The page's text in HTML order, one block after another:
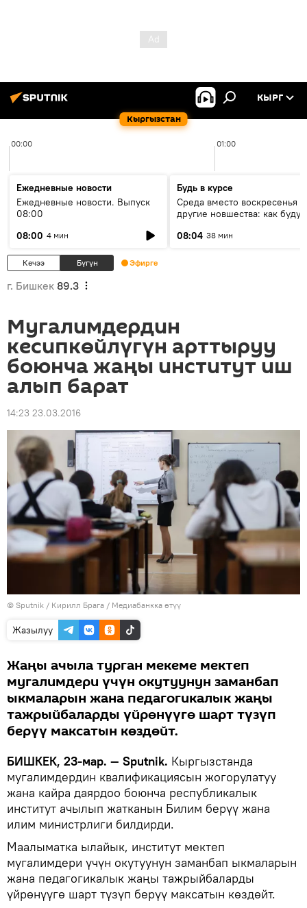
Кыргызстан
КЫРГ
00:00 01:00
Ежедневные новости
Ежедневные новости. Выпуск
08:00
08:00 4 мин
Будь в курсе
Среда вместо воскресенья и
другие новшества: как будут
08:04 38 мин
Кечээ Бүгүн Эфирге
г. Бишкек 89.3
Мугалимдердин
кесипкөйлүгүн арттыруу
боюнча жаңы институт иш
алып барат
14:23 23.03.2016
© Sputnik / Кирилл Брага / Медиабанкка өтүү
Жазылуу
Жаңы ачыла турган мекеме мектеп
мугалимдери үчүн окутуунун заманбап
ыкмаларын жана педагогикалык жаңы
тажрыйбаларды үйрөнүүгө шарт түзүп
берүү максатын көздөйт.
БИШКЕК, 23-мар. — Sputnik. Кыргызстанда
мугалимдердин квалификациясын жогорулатуу
жана кайра даярдоо боюнча республикалык
институт ачылып жатканын Билим берүү жана
илим министрлиги билдирди.
Маалыматка ылайык, институт мектеп
мугалимдери үчүн окутуунун заманбап ыкмаларын
жана педагогикалык жаңы тажрыйбаларды
үйрөнүүгө шарт түзүп берүү максатын көздөйт.